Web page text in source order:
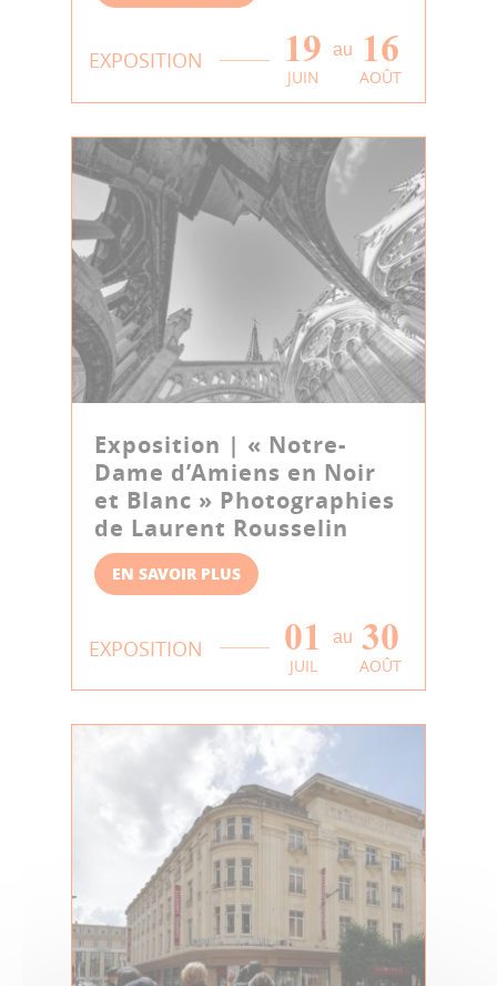
EXPOSITION 19
JUIN
au 16
AOÛT
Exposition | « Notre-
Dame d’Amiens en Noir
et Blanc » Photographies
de Laurent Rousselin
EN SAVOIR PLUS
EXPOSITION 01
JUIL
au 30
AOÛT